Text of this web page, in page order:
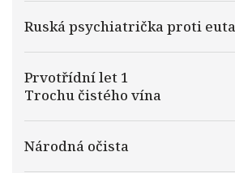
Ruská psychiatrička proti
Prvotřídní let 1
Trochu čistého vína
Národná očista